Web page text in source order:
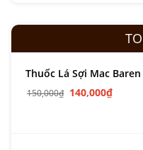
Thuốc Lá Sợi Mac
150,000₫ 140,000₫